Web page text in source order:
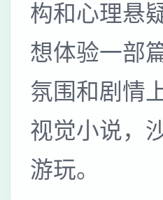
构和心理悬
想体验一部
氛围和剧情
视觉小说，
游玩。